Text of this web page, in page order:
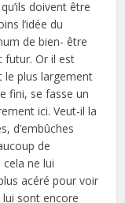
doivent être
l’idée du
de bien- être
futur. Or il est
le plus largement
fini, se fasse un
ici. Veut-il la
d’embûches
de
ne lui
acéré pour voir
sont encore